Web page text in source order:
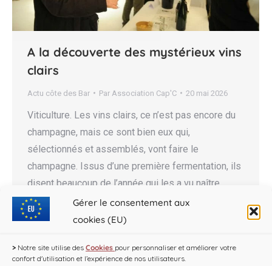
Gérer le consentement aux
cookies (EU)
> Notre site utilise des Cookies pour personnaliser et améliorer votre
confort d'utilisation et l’expérience de nos utilisateurs.
A la découverte des mystérieux vins
clairs
Actu côte des Bar Par Association Cap'C 20 mai 2026
Viticulture. Les vins clairs, ce n’est pas encore du
champagne, mais ce sont bien eux qui,
sélectionnés et assemblés, vont faire le
champagne. Issus d’une première fermentation, ils
disent beaucoup de l’année qui les a vu naître.
Comment les vins clairs racontent la Champagne
en 2025 Viticulture. Au fil des dégustations, on